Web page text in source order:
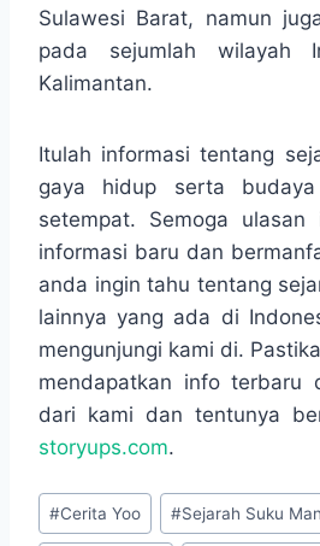
Sulawesi Barat, namun
pada sejumlah wilayah
Kalimantan.
Itulah informasi tentang
gaya hidup serta
setempat. Semoga
informasi baru dan
anda ingin tahu tentang
lainnya yang ada di
mengunjungi kami di.
mendapatkan info terbaru
dari kami dan tentunya
storyups.com.
Post
Tags:
#Cerita Yoo #Sejarah Suku